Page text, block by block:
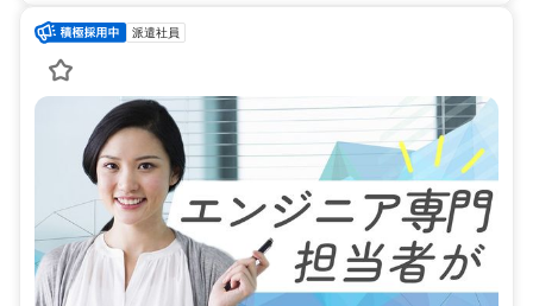
派遣社員